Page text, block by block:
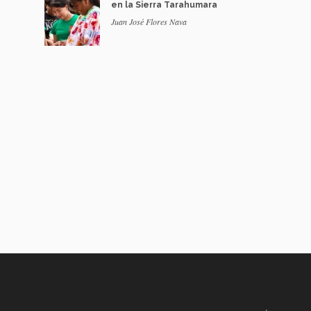
en la Sierra Tarahumara
Juan José Flores Nava